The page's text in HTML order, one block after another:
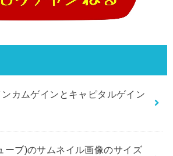
カムゲインとキャピタルゲイン
ーブ)のサムネイル画像のサイズ